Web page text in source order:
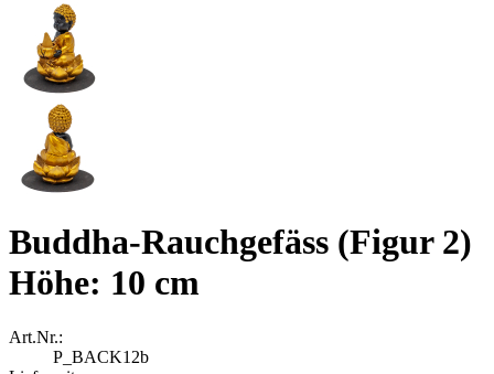
Buddha-Rauchgefäss (Figur 2)
Höhe: 10 cm
Art.Nr.:
P_BACK12b